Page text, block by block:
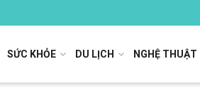
SỨC KHỎE DU LỊCH NGHỆ THUẬT